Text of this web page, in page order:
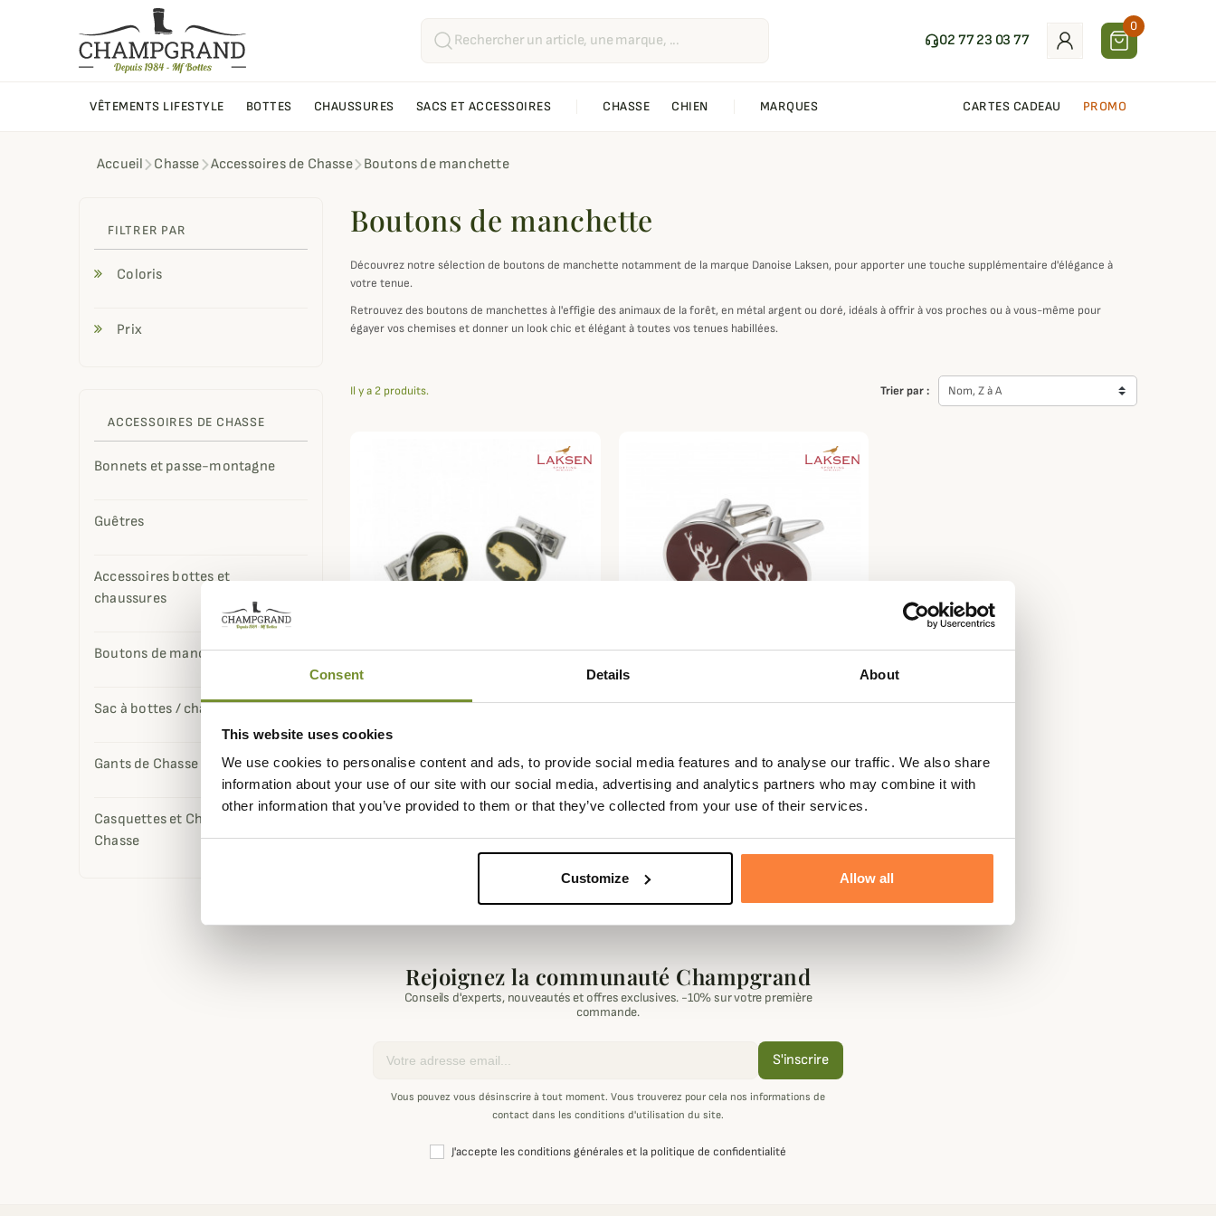
Consent Details About
This website uses cookies
We use cookies to personalise content and ads, to provide social media features and to analyse our traffic. We also share
information about your use of our site with our social media, advertising and analytics partners who may combine it with
other information that you’ve provided to them or that they’ve collected from your use of their services.
Customize Allow all
02 77 23 03 77
0
VÊTEMENTS LIFESTYLE BOTTES CHAUSSURES SACS ET ACCESSOIRES CHASSE CHIEN MARQUES CARTES CADEAU PROMO
Accueil Chasse Accessoires de Chasse Boutons de manchette
FILTRER PAR
Coloris
Prix
ACCESSOIRES DE CHASSE
Bonnets et passe-montagne
Guêtres
Accessoires bottes et
chaussures
Boutons de manchette
Sac à bottes / chaussures
Gants de Chasse
Casquettes et Chapeaux de
Chasse
Boutons de manchette
Découvrez notre sélection de boutons de manchette notamment de la marque Danoise Laksen, pour apporter une touche supplémentaire d'élégance à
votre tenue.
Retrouvez des boutons de manchettes à l'effigie des animaux de la forêt, en métal argent ou doré, idéals à offrir à vos proches ou à vous-même pour
égayer vos chemises et donner un look chic et élégant à toutes vos tenues habillées.
Trier par : Nom, Z à A
Il y a 2 produits.
LAKSEN
Laksen
54,95 € 54,95 €
Affichage 1-2 de 2 article(s)
Rejoignez la communauté Champgrand
Conseils d'experts, nouveautés et offres exclusives. -10% sur votre première
commande.
S'inscrire
Vous pouvez vous désinscrire à tout moment. Vous trouverez pour cela nos informations de
contact dans les conditions d'utilisation du site.
J'accepte les conditions générales et la politique de confidentialité